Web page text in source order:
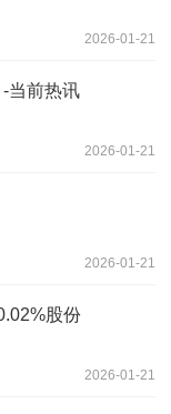
2026-01-21
当前热讯
2026-01-21
2026-01-21
股份
2026-01-21